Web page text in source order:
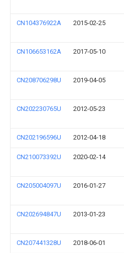
CN104376922A 2015-02-25
CN106653162A 2017-05-10
CN208706298U 2019-04-05
CN202230765U 2012-05-23
CN202196596U 2012-04-18
CN210073392U 2020-02-14
CN205004097U 2016-01-27
CN202694847U 2013-01-23
CN207441328U 2018-06-01